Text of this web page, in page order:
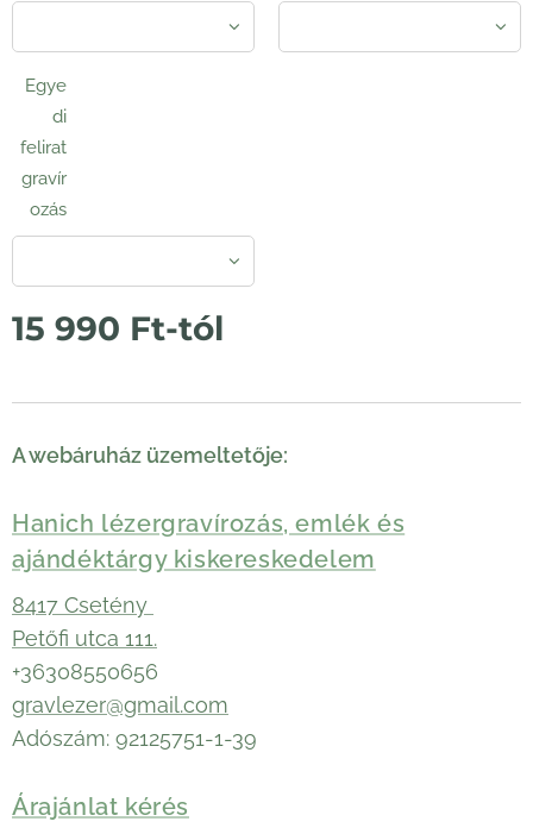
Egye
di
felirat
gravír
ozás
15 990 Ft-tól
A webáruház üzemeltetője:
Hanich lézergravírozás, emlék és
ajándéktárgy kiskereskedelem
8417 Csetény
Petőfi utca 111.
+36308550656
gravlezer@gmail.com
Adószám: 92125751-1-39
Árajánlat kérés